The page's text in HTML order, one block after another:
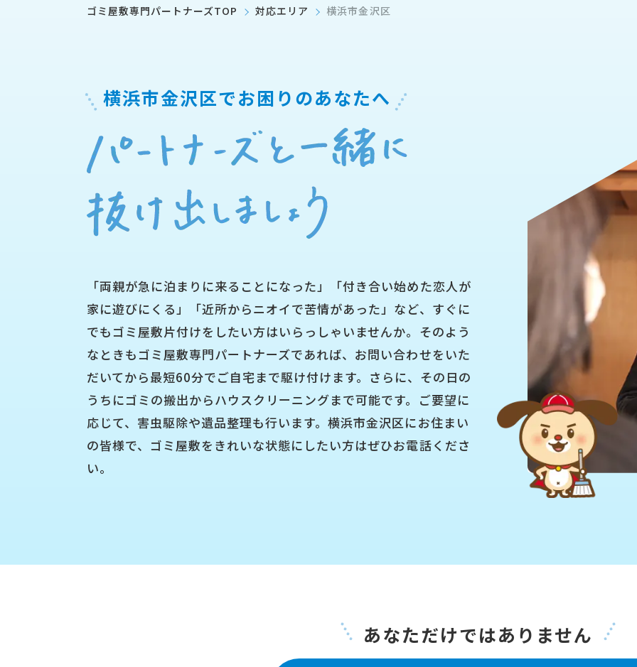
ゴミ屋敷専門パートナーズTOP 対応エリア 横浜市金沢区
横浜市金沢区でお困りのあなたへ
「両親が急に泊まりに来ることになった」「付き合い始めた恋人が
家に遊びにくる」「近所からニオイで苦情があった」など、すぐに
でもゴミ屋敷片付けをしたい方はいらっしゃいませんか。そのよう
なときもゴミ屋敷専門パートナーズであれば、お問い合わせをいた
だいてから最短60分でご自宅まで駆け付けます。さらに、その日の
うちにゴミの搬出からハウスクリーニングまで可能です。ご要望に
応じて、害虫駆除や遺品整理も行います。横浜市金沢区にお住まい
の皆様で、ゴミ屋敷をきれいな状態にしたい方はぜひお電話くださ
い。
あなただけではありません